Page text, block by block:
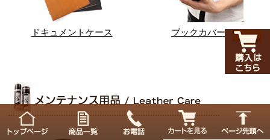
ドキュメントケース ブックカバー